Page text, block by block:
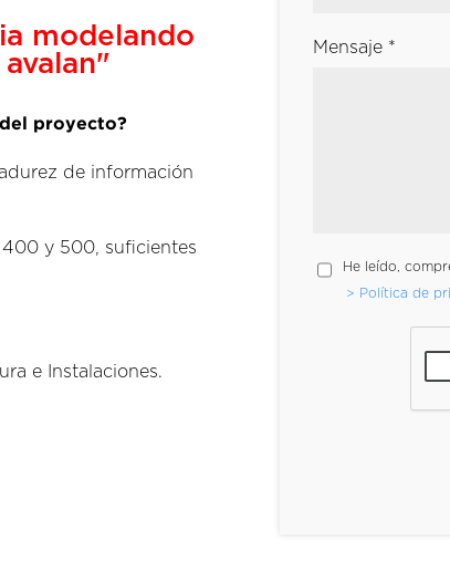
modelando
proyecto?
de información
400 y 500, suficientes
e Instalaciones.
Mensaje *
He leído,
> Política de